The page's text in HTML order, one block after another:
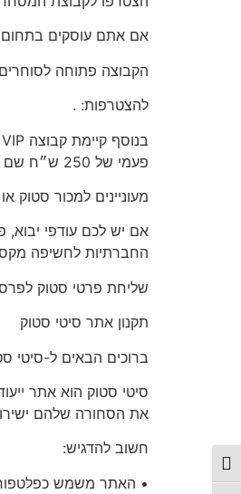
הפעל/כבה ניגודיות גבוהה
אם אתם עוסקים בתחום
הקבוצה פתוחה
להצטרפות: .
פעמי של 250 ש״ח שם נמצאים הסוחרים והיבואנים הגדולים לפרטים וכניסה לקבוצה שילחו הודעה דרך הקישור הבא >>
מעוניינים למכור סטוק
אם יש לכם עודפי יבוא,
החברתיות לחשיפה
שליחת פרטי סטוק
תקנון אתר סיטי סטוק
ברוכים הבאים ל-סיטי
את הסחורה שלהם
חשוב להדגיש:
• האתר משמש